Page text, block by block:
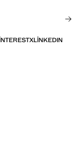
XLINKEDIN